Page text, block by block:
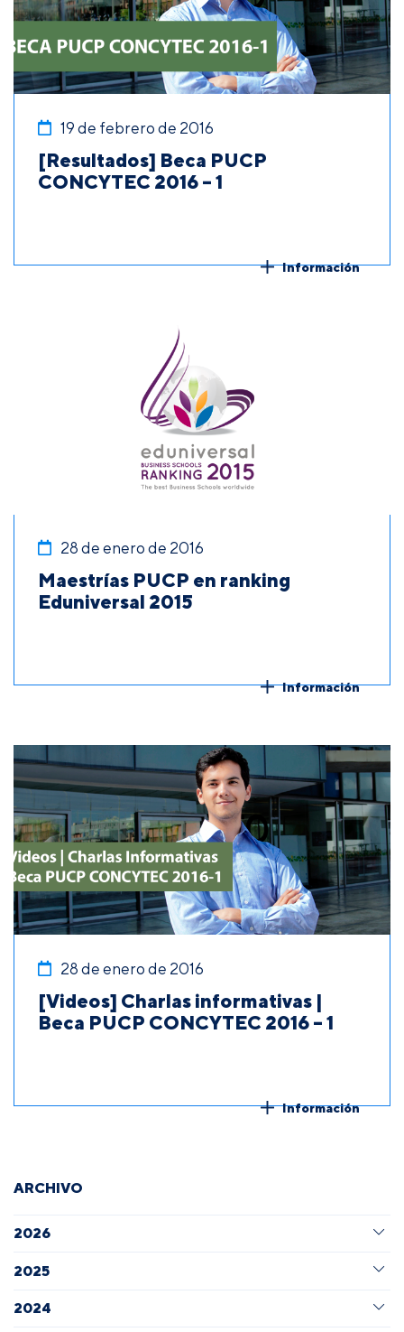
19 de febrero de 2016
[Resultados] Beca PUCP
CONCYTEC 2016 – 1
Información
28 de enero de 2016
Maestrías PUCP en ranking
Eduniversal 2015
Información
28 de enero de 2016
[Videos] Charlas informativas |
Beca PUCP CONCYTEC 2016 – 1
Información
ARCHIVO
2026
2025
2024